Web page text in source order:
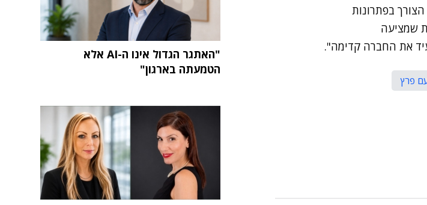
בפתרונות
שמציעה
את החברה קדימה".
פרץ
"האתגר הגדול אינו ה-AI אלא
הטמעתה בארגון"